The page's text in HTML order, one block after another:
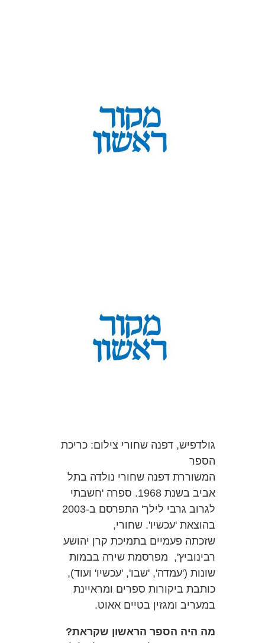
גולדפיש, דפנה שחורי צילום: כריכת
הספר
המשוררת דפנה שחורי נולדה בתל
אביב בשנת 1968. ספרה 'חשבתי
לגרוב גרבי לילך' התפרסם ב-2003
בהוצאת 'עכשיו'. שחורי,
שזכתה פעמיים בתמיכת קרן יהושע
רבינוביץ', מפרסמת שירה בבמות
שונות ('עמדה', 'שבו', 'עכשיו' ועוד),
כותבת ביקורות ספרים ומראיינת
במעריב ומגזין בטיים אאוט.
מה היה הספר הראשון שקראת?